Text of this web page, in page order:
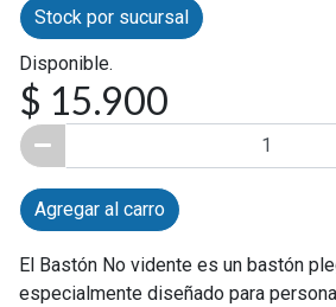
Stock por sucursal
Disponible.
$ 15.900
Agregar al carro
El Bastón No vidente es un bastón
especialmente diseñado para